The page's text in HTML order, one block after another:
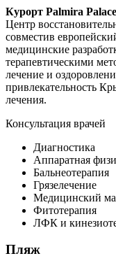
Курорт Palmira Palace
Центр
совместив
медицинские
терапевтическими
лечение и
привлекательность
лечения.
Консультация врачей
Диагностика
Аппаратная
Бальнеотерапия
Грязелечение
Медицинский
Фитотерапия
ЛФК и
Пляж